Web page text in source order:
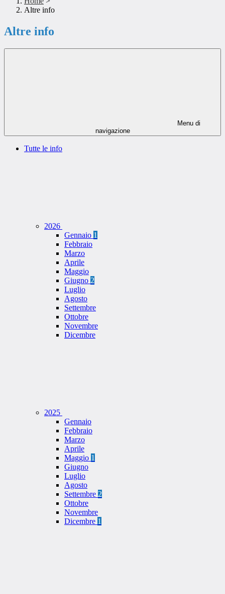
Altre info
Altre info
Menu di
navigazione
Tutte le info
2026
Gennaio 1
Febbraio
Marzo
Aprile
Maggio
Giugno 2
Luglio
Agosto
Settembre
Ottobre
Novembre
Dicembre
2025
Gennaio
Febbraio
Marzo
Aprile
Maggio 1
Giugno
Luglio
Agosto
Settembre 2
Ottobre
Novembre
Dicembre 1